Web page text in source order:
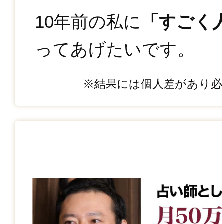
10年前の私に
「すご
ってあげたいです。
※結果には個人差があり